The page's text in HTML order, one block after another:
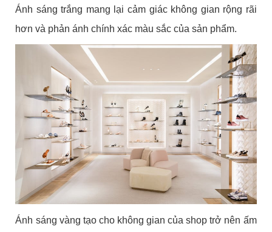
Ánh sáng trắng mang lại cảm giác không gian rộng rãi
hơn và phản ánh chính xác màu sắc của sản phẩm.
Ánh sáng vàng tạo cho không gian của shop trở nên ấm